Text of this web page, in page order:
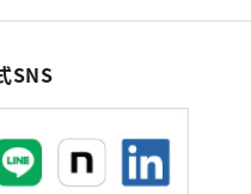
SNS